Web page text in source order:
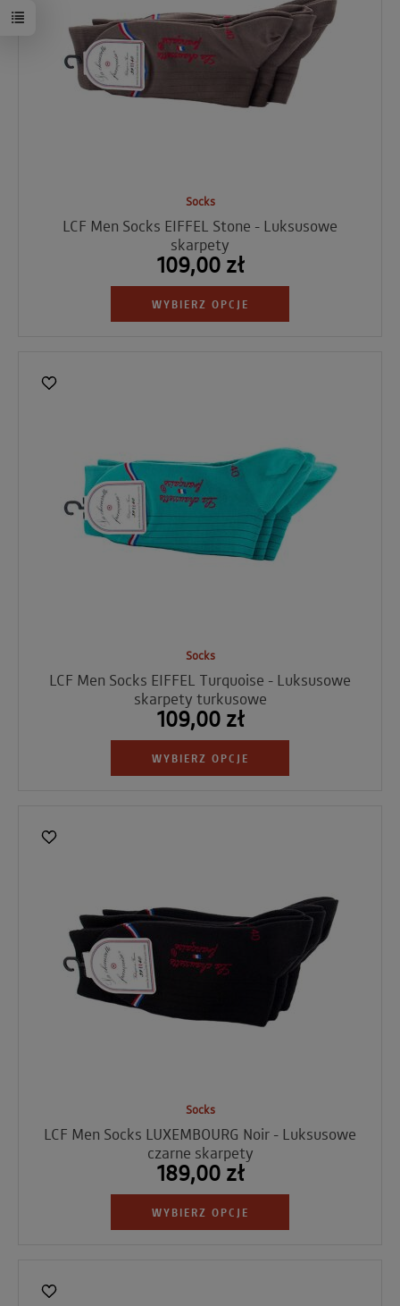
Socks
LCF Men Socks EIFFEL Stone - Luksusowe
skarpety
109,00 zł
WYBIERZ OPCJE
Socks
LCF Men Socks EIFFEL Turquoise - Luksusowe
skarpety turkusowe
109,00 zł
WYBIERZ OPCJE
Socks
LCF Men Socks LUXEMBOURG Noir - Luksusowe
czarne skarpety
189,00 zł
WYBIERZ OPCJE